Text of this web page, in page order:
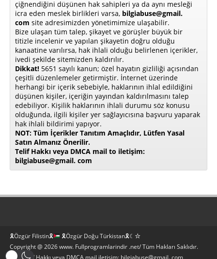
çiğnendiğini düşünen hak sahipleri ya da aynı mesleği
icra eden meslek birlikleri varsa, bilgiabuse@gmail.
com site adresimizden yönetimimize ulaşabilir.
Bize ulaşan tüm talep, şikayet ve görüşler büyük bir
titizle incelenir ve yapılan şikayetin doğru olduğu
kanaatine varılırsa, hak ihlali olduğu belirlenen içerikler,
ivedi şekilde sitemizden kaldırılır.
Dikkat! 5651 sayılı kanun; özel hayatın gizliliği açısından
çeşitli düzenlemeler getirmiştir. İnternet üzerinde
herhangi bir içerik sebebiyle, haklarının ihlal edildiğini
düşünen kişiler, içeriğin yayından kaldırılmasını talep
edebiliyor. Kişilik haklarının ihlali durumu söz konusu
olduğunda, ilgili kişiler yer sağlayıcısına başvuru yaparak
hak ihlali bildirimi yapıyor.
NOT: Tüm İçerikler Tanıtım Amaçlıdır, Lütfen Yasal
Satın Almanız Önerilir.
Telif Hakkı veya DMCA mail to iletişim:
bilgiabuse@gmail. com
🎗Özgür Filistin🎗
🎗Özgür Doğu Türkistan🎗☾☆
Copyright @ 2026 www. Fullprogramlarindir .net/ Tüm Hakları Saklıdır.
Bilgi Telif Hakkı veya DMCA mail iletişim: bilgiabuse@gmail. com